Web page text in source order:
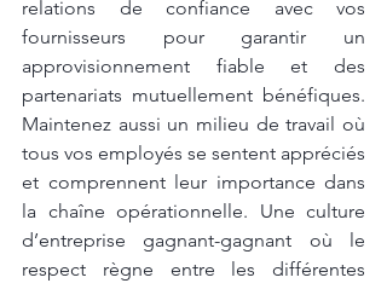
relations de confiance avec vos
fournisseurs pour garantir un
approvisionnement fiable et des
partenariats mutuellement bénéfiques.
Maintenez aussi un milieu de travail où
tous vos employés se sentent appréciés
et comprennent leur importance dans
la chaîne opérationnelle. Une culture
d’entreprise gagnant-gagnant où le
respect règne entre les différentes